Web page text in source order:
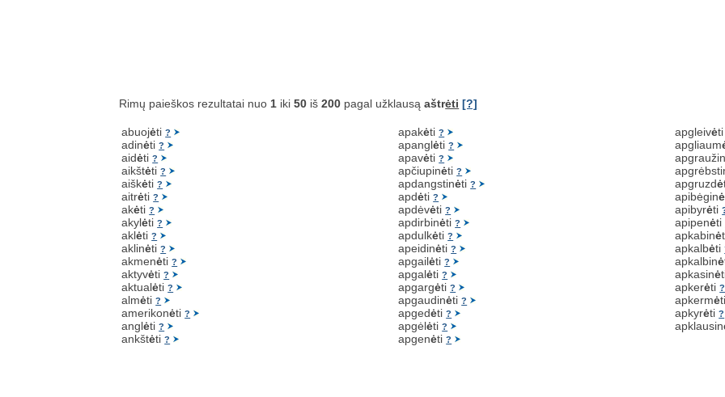
Rimų paieškos rezultatai nuo 1 iki50 iš200 pagal užklausąaštrėti [?]
abuojėti?
adinėti?
aidėti?
aikštėti?
aiškėti?
aitrėti?
akėti?
akylėti?
aklėti?
aklinėti?
akmenėti?
aktyvėti?
aktualėti?
almėti?
amerikonėti?
anglėti?
ankštėti?
apakėti?
apanglėti?
apavėti?
apčiupinėti?
apdangstinėti?
apdėti?
apdėvėti?
apdirbinėti?
apdulkėti?
apeidinėti?
apgailėti?
apgalėti?
apgargėti?
apgaudinėti?
apgedėti?
apgėlėti?
apgenėti?
apgleivė
apgliaum
apgruzdė
apibėginė
apibyrėti
apipenėti
apkabinė
apkalbėti
apkalbinė
apkasinė
apkerėti?
apkermė
apkyrėti?
apklausin